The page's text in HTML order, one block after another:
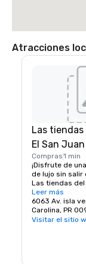
Atracciones
Las
El San Juan
Compras1 min
¡Disfrute de
de lujo sin salir
Las tiendas del
Hotel ofrecen
compras en el
de la isla,
bienestar y
Leer más
6063 Av. isla
Carolina, PR
Visitar el sitio